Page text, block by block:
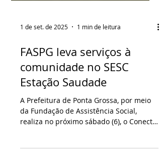
1 de set. de 2025 1 min de leitura
FASPG leva serviços à
comunidade no SESC
Estação Saudade
realiza no próximo sábado (6), o Conecta